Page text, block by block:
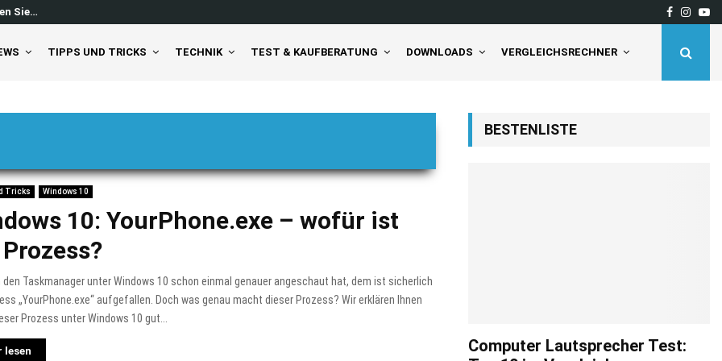
Sie… Tineco Floor One S5 Pro
Facebook
TIPPS UND TRICKS TECHNIK TEST & KAUFBERATUNG DOWNLOADS VERGLEICHSRECHNER
Tricks Windows 10
10: YourPhone.exe – wofür ist
den Taskmanager unter Windows 10 schon einmal genauer angeschaut hat, dem ist sicherlich
„YourPhone.exe“ aufgefallen. Doch was genau macht dieser Prozess? Wir erklären Ihnen
Prozess unter Windows 10 gut...
lesen
BESTENLISTE
Computer Lautsprecher Test: